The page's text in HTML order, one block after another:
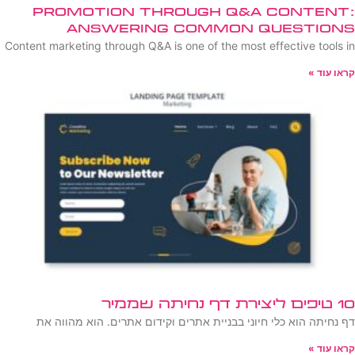
Promotion Through Q&A Content:
Answering Common Questions
Content marketing through Q&A is one of the most effective tools in
קראו עוד »
10 טיפים ליצירת דף נחיתה שממיר
דף נחיתה הוא כלי חיוני בבניית אתרים וקידום אתרים. הוא מהווה את
קראו עוד »